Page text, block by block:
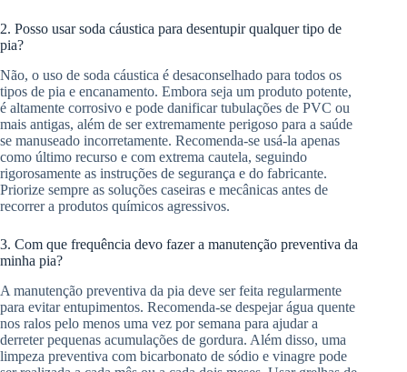
2. Posso usar soda cáustica para desentupir qualquer tipo de
pia?
Não, o uso de soda cáustica é desaconselhado para todos os
tipos de pia e encanamento. Embora seja um produto potente,
é altamente corrosivo e pode danificar tubulações de PVC ou
mais antigas, além de ser extremamente perigoso para a saúde
se manuseado incorretamente. Recomenda-se usá-la apenas
como último recurso e com extrema cautela, seguindo
rigorosamente as instruções de segurança e do fabricante.
Priorize sempre as soluções caseiras e mecânicas antes de
recorrer a produtos químicos agressivos.
3. Com que frequência devo fazer a manutenção preventiva da
minha pia?
A manutenção preventiva da pia deve ser feita regularmente
para evitar entupimentos. Recomenda-se despejar água quente
nos ralos pelo menos uma vez por semana para ajudar a
derreter pequenas acumulações de gordura. Além disso, uma
limpeza preventiva com bicarbonato de sódio e vinagre pode